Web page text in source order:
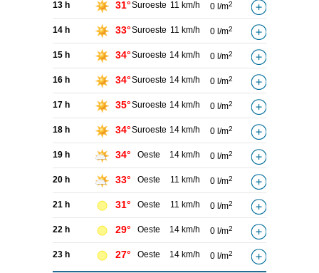
13 h 31°Suroeste 11 km/h 0 l/m2
14 h 33°Suroeste 11 km/h 0 l/m2
15 h 34°Suroeste 14 km/h 0 l/m2
16 h 34°Suroeste 14 km/h 0 l/m2
17 h 35°Suroeste 14 km/h 0 l/m2
18 h 34°Suroeste 14 km/h 0 l/m2
19 h 34° Oeste 14 km/h 0 l/m2
20 h 33° Oeste 11 km/h 0 l/m2
21 h 31° Oeste 11 km/h 0 l/m2
22 h 29° Oeste 14 km/h 0 l/m2
23 h 27° Oeste 14 km/h 0 l/m2